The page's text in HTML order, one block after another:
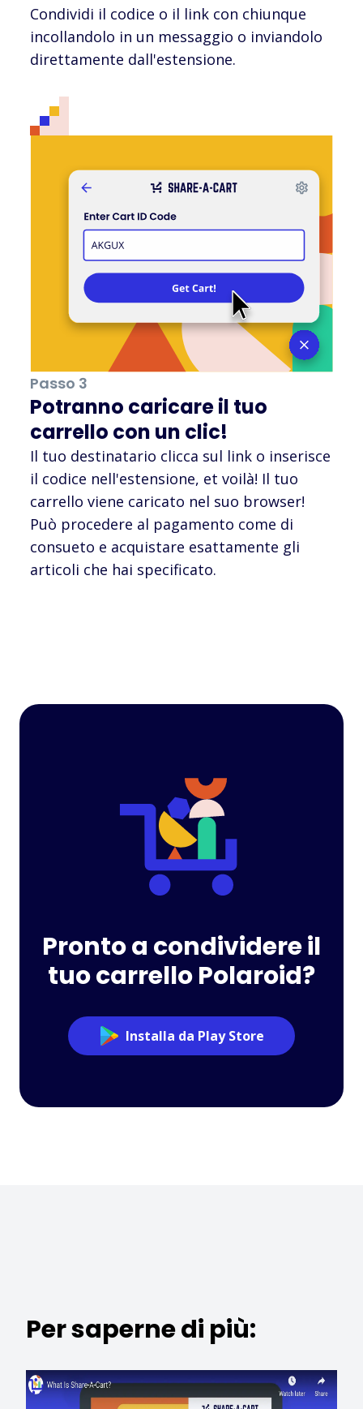
Condividi il codice o il link con chiunque
incollandolo in un messaggio o inviandolo
direttamente dall'estensione.
Passo 3
Potranno caricare il tuo
carrello con un clic!
Il tuo destinatario clicca sul link o inserisce
il codice nell'estensione, et voilà! Il tuo
carrello viene caricato nel suo browser!
Può procedere al pagamento come di
consueto e acquistare esattamente gli
articoli che hai specificato.
Pronto a condividere il
tuo carrello Polaroid?
Installa da Play Store
Per saperne di più: